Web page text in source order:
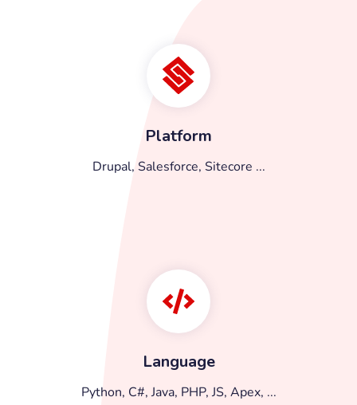
Platform
Drupal, Salesforce, Sitecore ...
Language
Python, C#, Java, PHP, JS, Apex, ...